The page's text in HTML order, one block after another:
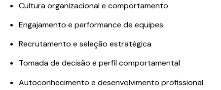
Cultura organizacional e comportamento
Engajamento e performance de equipes
Recrutamento e seleção estratégica
Tomada de decisão e perfil comportamental
Autoconhecimento e desenvolvimento profissional